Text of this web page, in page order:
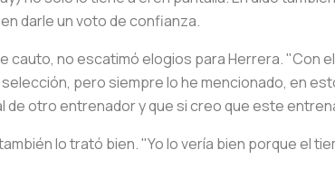
darle un voto de confianza.
cauto, no escatimó elogios para Herrera. "Con
pero siempre lo he mencionado, en
de otro entrenador y que si creo que este
lo trató bien. "Yo lo vería bien porque el